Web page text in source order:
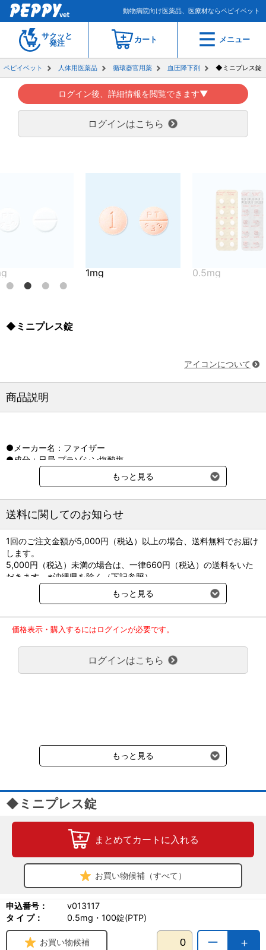
動物病院向け医薬品、医療材ならペピイベット
サクッと
発注
カート メニュー
ペピイベット 人体用医薬品 循環器官用薬 血圧降下剤 ◆ミニプレス錠
ログイン後、詳細情報を閲覧できます▼
ログインはこちら
◆ミニプレス錠
アイコンについて
商品説明
●メーカー名：ファイザー
●成分：日局 プラゾシン塩酸塩
●剤形：0.5mg白色割線入り素錠
●剤形：1mg淡橙色割線入り素錠
もっと見る
送料に関してのお知らせ
1回のご注文金額が5,000円（税込）以上の場合、送料無料でお届け
します。
5,000円（税込）未満の場合は、一律660円（税込）の送料をいた
だきます。※沖縄県を除く（下記参照）
※2017年11月14日（火）より沖縄県へのお届けにつきましては、1
回のご注文金額（税込）が、30,000円以上で配送無料となります。
ご了承のほどよろしくお願い致します。
弊社都合でお届けが２回以上に分かれる場合の送料負担は、１回分
のみで新たな送料は発生しません。
大型商品送料が必要な商品をご注文の場合は、大型商品送料のみご
負担頂きます。
受けます。
もっと見る
価格表示・購入するにはログインが必要です。
ログインはこちら
もっと見る
◆ミニプレス錠
まとめてカートに入れる
お買い物候補（すべて）
申込番号：
v013117
タ イ プ：
0.5mg・100錠(PTP)
＋
ー
お買い物候補